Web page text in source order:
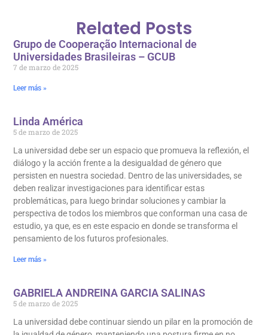
Related Posts
Grupo de Cooperação Internacional de
Universidades Brasileiras – GCUB
7 de marzo de 2025
Leer más »
Linda América
5 de marzo de 2025
La universidad debe ser un espacio que promueva la reflexión, el
diálogo y la acción frente a la desigualdad de género que
persisten en nuestra sociedad. Dentro de las universidades, se
deben realizar investigaciones para identificar estas
problemáticas, para luego brindar soluciones y cambiar la
perspectiva de todos los miembros que conforman una casa de
estudio, ya que, es en este espacio en donde se transforma el
pensamiento de los futuros profesionales.
Leer más »
GABRIELA ANDREINA GARCIA SALINAS
5 de marzo de 2025
La universidad debe continuar siendo un pilar en la promoción de